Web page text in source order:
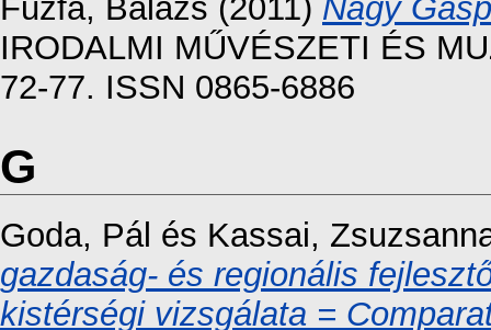
Fűzfa, Balázs (2011) Nagy
IRODALMI MŰVÉSZETI ÉS
72-77. ISSN 0865-6886
G
Goda, Pál és Kassai,
gazdaság- és regionális
kistérségi vizsgálata =